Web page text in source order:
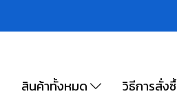
สินค้าทั้งหมด วิธีการสั่ง